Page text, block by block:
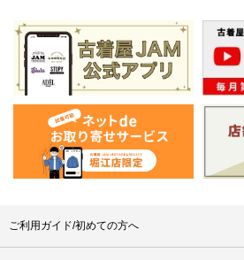
ご利用ガイド/初めての方へ